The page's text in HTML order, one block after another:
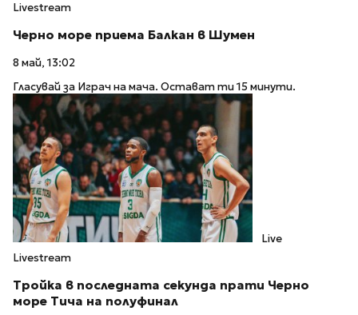
Livestream
Черно море приема Балкан в Шумен
8 май, 13:02
Гласувай за Играч на мача. Остават ти 15 минути.
Live
Livestream
Тройка в последната секунда прати Черно
море Тича на полуфинал